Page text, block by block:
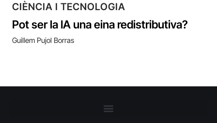
CIÈNCIA I TECNOLOGIA
Pot ser la IA una eina redistributiva?
Guillem Pujol Borras